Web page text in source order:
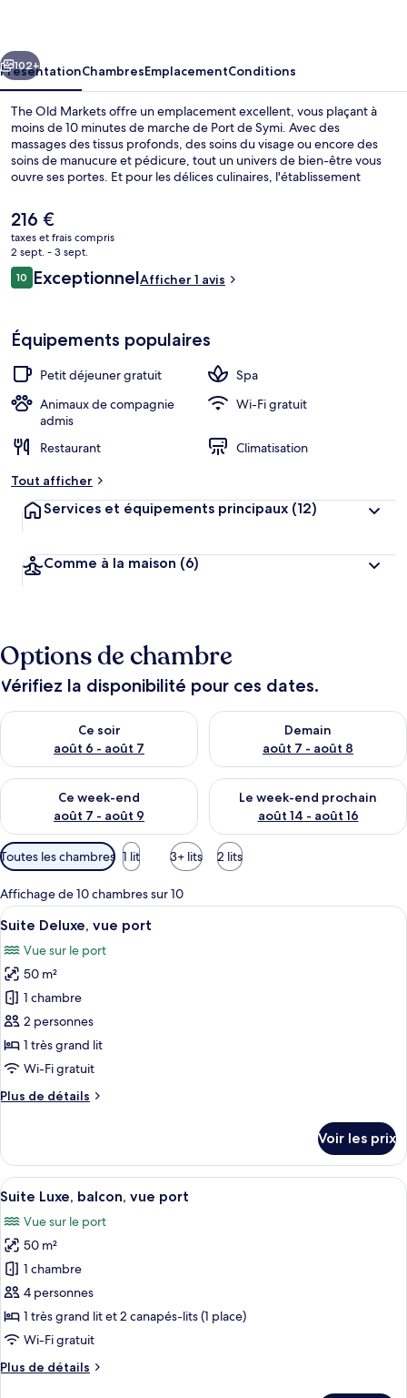
Suivant
102+
PrésentationChambresEmplacementConditions
The Old Markets offre un emplacement excellent, vous plaçant à
moins de 10 minutes de marche de Port de Symi. Avec des
massages des tissus profonds, des soins du visage ou encore des
soins de manucure et pédicure, tout un univers de bien-être vous
ouvre ses portes. Et pour les délices culinaires, l'établissement
hébergement : un bar / salon, une terrasse et un jardin.
Le
prix
actuel
est
de
216 €
taxes et frais compris
2 sept. - 3 sept.
Avis
voyageurs
1010 sur 10
ExceptionnelAfficher 1 avis
Équipements populaires
Petit déjeuner gratuit
Spa
Animaux de compagnie
admis
Wi-Fi gratuit
Restaurant
Climatisation
Tout afficher
Services et équipements principaux (12)
Comme à la maison (6)
Options de chambre
Vérifiez la disponibilité pour ces dates.
Ce soir
août 6 - août 7
Vérifier la disponibilité pour ce soir août 6 - août 7
Demain
août 7 - août 8
Vérifier la disponibilité pour
Ce week-end
août 7 - août 9
Vérifier la disponibilité pour ce week-end août 7 - août 9
Le week-end prochain
août 14 - août 16
Vérifier la disponibilité pour
Filtres
disponibles
pour
les
chambres
Toutes les chambres 1 lit 3+ lits 2 lits
Affichage de 10 chambres sur 10
Afficher
toutes
les
photos
pour
ce
type
de
chambre :
Suite
port
Une chambre d’hôtel comprenant
4
Suite Deluxe, vue port
Vue sur le port
50 m²
1 chambre
2 personnes
1 très grand lit
Wi-Fi gratuit
Plus de détails
Plus
le
type
de
Suite
Deluxe,
vue
port
Voir les prix
Afficher
toutes
les
photos
pour
ce
type
de
chambre :
Suite
Une pièce bien éclairée, avec une
5
Suite Luxe, balcon, vue port
Vue sur le port
50 m²
1 chambre
4 personnes
1 très grand lit et 2 canapés-lits (1 place)
Wi-Fi gratuit
Plus de détails
Plus